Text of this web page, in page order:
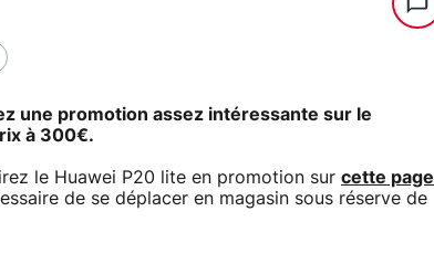
une promotion assez intéressante sur le
à 300€.
le Huawei P20 lite en promotion sur cette page
de se déplacer en magasin sous réserve de